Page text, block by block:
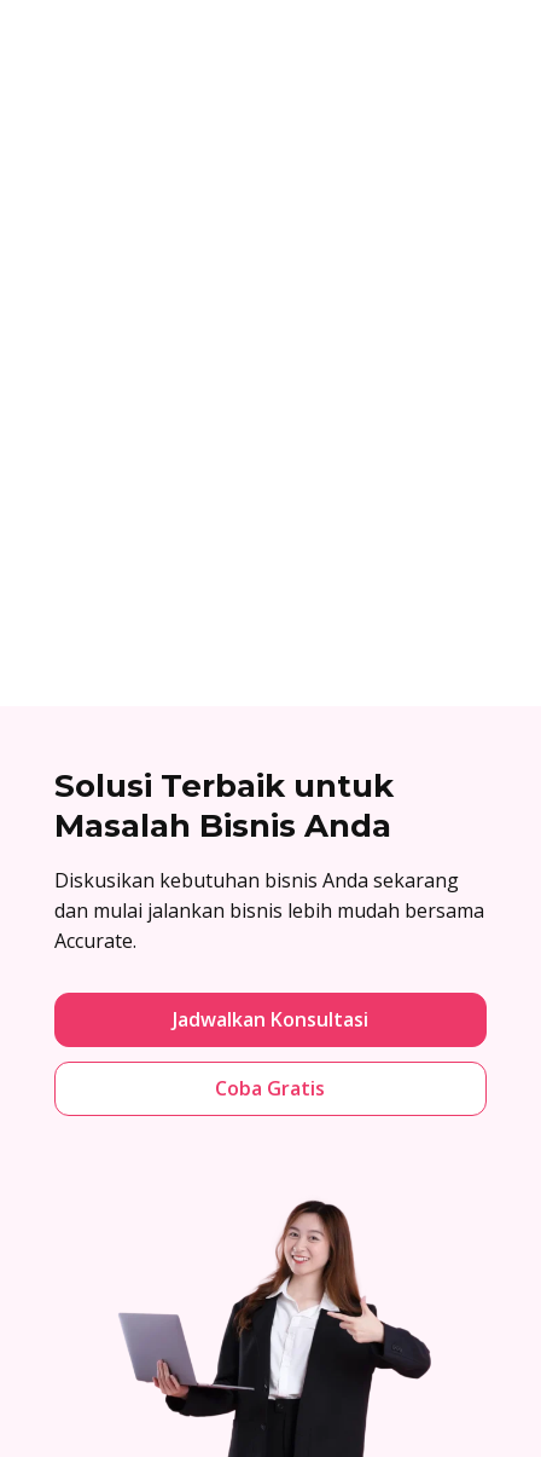
Solusi Terbaik untuk
Masalah Bisnis Anda
Diskusikan kebutuhan bisnis Anda sekarang
dan mulai jalankan bisnis lebih mudah bersama
Accurate.
Jadwalkan Konsultasi
Coba Gratis